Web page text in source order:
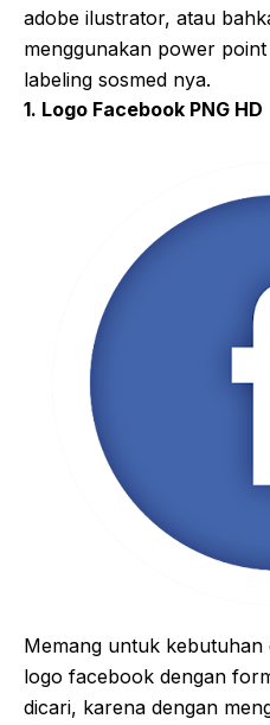
adobe ilustrator, atau
menggunakan power
labeling sosmed nya.
1. Logo Facebook PNG HD
Memang untuk kebutuhan
logo facebook dengan
dicari, karena dengan